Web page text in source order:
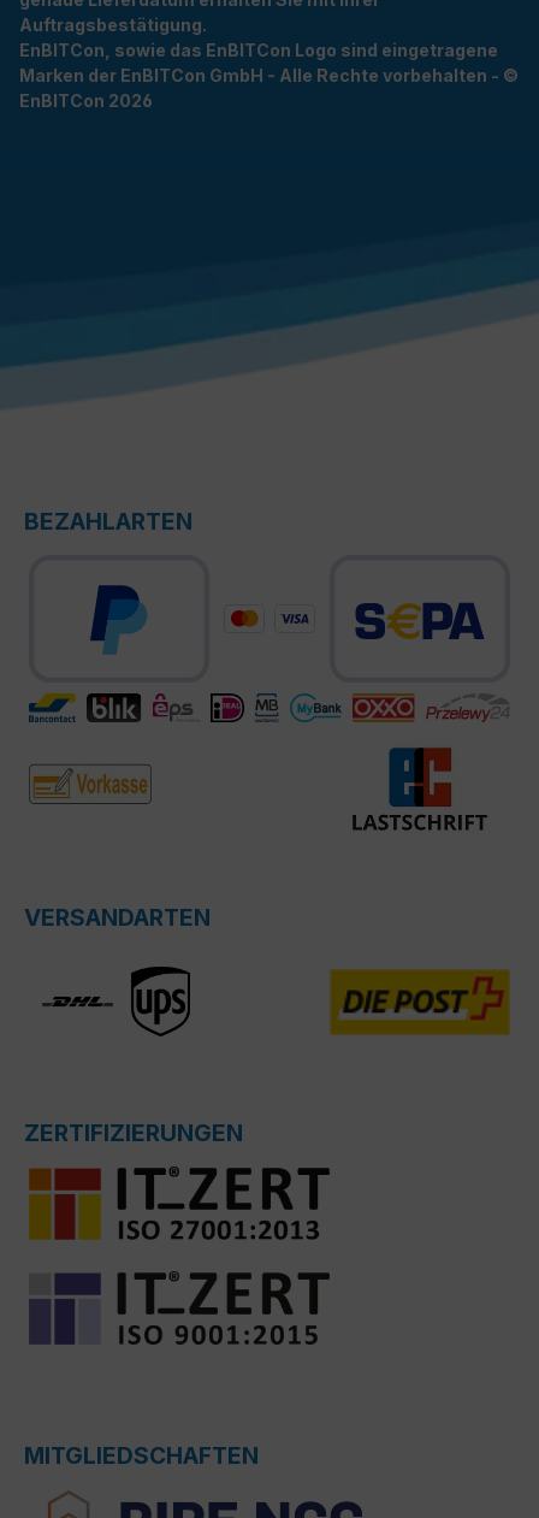
Auftragsbestätigung.
EnBITCon, sowie das EnBITCon Logo sind eingetragene
Marken der EnBITCon GmbH - Alle Rechte vorbehalten - ©
EnBITCon 2026
BEZAHLARTEN
VERSANDARTEN
ZERTIFIZIERUNGEN
MITGLIEDSCHAFTEN